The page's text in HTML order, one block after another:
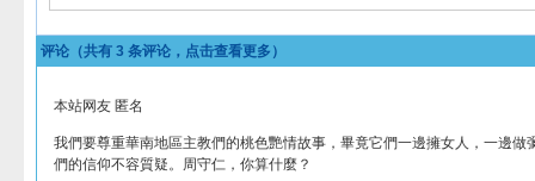
评论（共有 3 条评论，点击查看更多）
本站网友 匿名
我們要尊重華南地區主教們的桃色艷情故事，畢竟它們一邊擁女人，一邊做
們的信仰不容質疑。周守仁，你算什麼？